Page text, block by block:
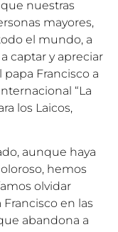
nuestras
mayores,
el mundo, a
captar y apreciar
papa Francisco a
“La
los Laicos,
aunque haya
hemos
olvidar
en las
abandona a